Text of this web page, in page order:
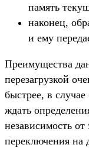
память
наконец,
и ему
Преимущества
перезагрузкой
быстрее, в
ждать
независимость
переключения на